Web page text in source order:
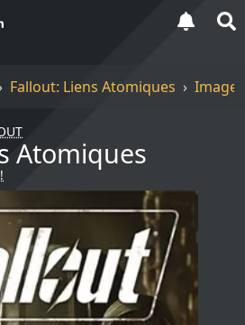
Fallout: Liens Atomiques Images
Atomiques